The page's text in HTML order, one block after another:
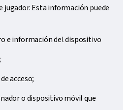
jugador. Esta información puede
e información del dispositivo
acceso;
o dispositivo móvil que